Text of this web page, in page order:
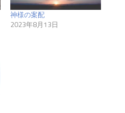
神様の案配
2023年8月13日